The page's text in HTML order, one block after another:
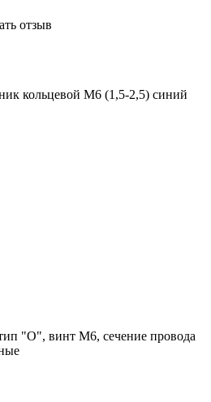
отзыв
кольцевой М6 (1,5-2,5) синий
"O", винт М6, сечение провода